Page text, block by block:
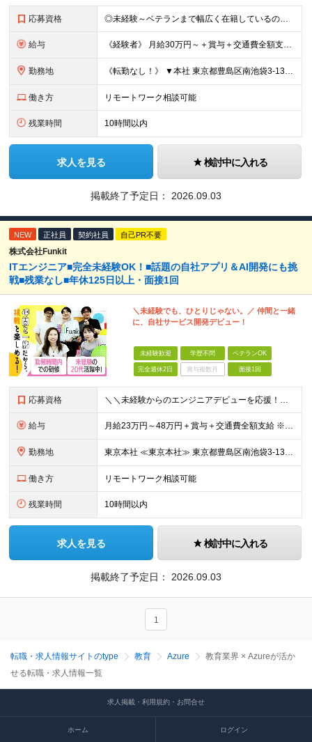
応募資格 ◎未経験～ベテランまで幅広く在籍しているので大丈夫！◎ ＼こんなアナタにピッタリです♪／ ◆IT業界で手に職を付けて活躍したい方 ◆サポート体制が整っている会社で働きたい方 ◆フラットな社風の会社で
給与 《経験者》 月給30万円～＋賞与＋交通費全額支給 《未経験者》 月給23万円～＋賞与＋交通費全額支給 ※上記月給には固定残業代（20時間分／《経験者》40,600円～《未経験者》31,100円～）
勤務地 《転勤なし！》 ▼本社 東京都豊島区南池袋3-13-8 ホウエイビル9F ▼開発拠点 東京都豊島区南池袋3-13-5 KJ南池袋ビル4階 【東京本社or首都圏の各プロジェクト先】 ▼各プロジェクト
働き方 リモートワーク相談可能
残業時間 10時間以内
求人を見る 検討中に入れる
掲載終了予定日： 2026.09.03
NEW 正社員 契約社員 自己PR不要
株式会社Funkit
ITエンジニア■完全未経験OK！■話題の自社アプリ＆AI開発にも挑
戦■残業なし■年休125日以上・面接1回
＼未経験でも、ひとりじゃない。／ 仲間と一緒
に、自社サービス開発デビュー！
未経験歓迎 学歴不問 ベテランOK
完全週休2日 賞与複数月 面接1回
応募資格 ＼＼未経験からのエンジニアデビューを応援！／／ ★完全未経験OK ★学歴不問 ★第二新卒歓迎 実際に、元ミュージシャンや調理師など、 異業種から転職した先輩も活躍中♪ 10名ほどのチーム体制で、分
給与 月給23万円～48万円＋賞与＋交通費全額支給 ※経験・能力・スキルを考慮して決定します。 ※地方から上京される方には、上京支援金の支給もあります。 ※上記月給には固定残業代（15時間～20時間分／2
勤務地 東京本社 ≪東京本社≫ 東京都豊島区南池袋3-13-8 ホウエイビル9F ★経験者はフルリモート/リモート可 ★通院による早出や遅出にも柔軟に対応 ★池袋駅より徒歩5分の好アクセス ★未経験の方は
働き方 リモートワーク相談可能
残業時間 10時間以内
求人を見る 検討中に入れる
掲載終了予定日： 2026.09.03
1
転職・求人情報サイトのtype 教育 Azure
教育業界 × Azureが活か
せる転職・求人情報一覧
求人掲載・利用規約・お問合せ
ホーム ログイン